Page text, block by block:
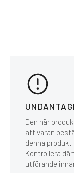
Den här
att varan
denna
Kontrollera
utförande